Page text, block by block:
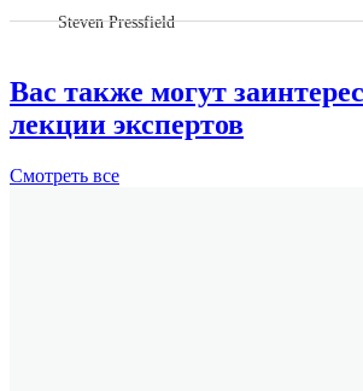
Steven Pressfield
Вас также могут
лекции экспертов
Смотреть все